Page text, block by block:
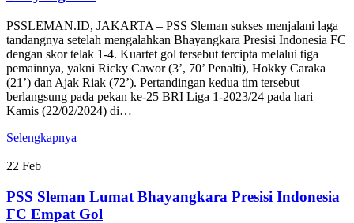
PSSLEMAN.ID, JAKARTA – PSS Sleman sukses menjalani laga
tandangnya setelah mengalahkan Bhayangkara Presisi Indonesia FC
dengan skor telak 1-4. Kuartet gol tersebut tercipta melalui tiga
pemainnya, yakni Ricky Cawor (3’, 70’ Penalti), Hokky Caraka
(21’) dan Ajak Riak (72’). Pertandingan kedua tim tersebut
berlangsung pada pekan ke-25 BRI Liga 1-2023/24 pada hari
Kamis (22/02/2024) di…
Selengkapnya
22 Feb
PSS Sleman Lumat Bhayangkara Presisi Indonesia
FC Empat Gol